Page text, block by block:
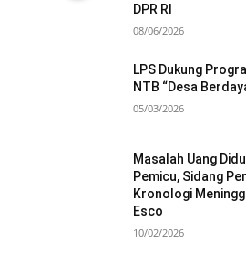
DPR RI
08/06/2026
LPS Dukung
NTB “Desa
05/03/2026
Masalah Uang
Pemicu, Sidang
Kronologi
Esco
10/02/2026